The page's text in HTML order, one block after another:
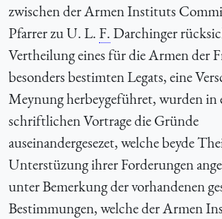
zwischen der Armen Instituts
Pfarrer zu U. L.F.Darchinger
Vertheilung eines für die Armen der
besonders bestimten Legats, eine
Meynung herbeygeführet, wurden in
schriftlichen Vortrage die Gründe
auseinandergesezet, welche beyde
Unterstüzung ihrer Forderungen
unter Bemerkung der vorhandenen
Bestimmungen, welche der Armen